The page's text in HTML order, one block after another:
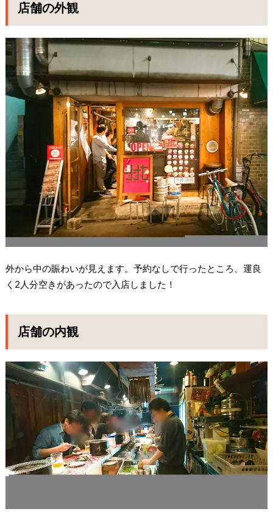
店舗の外観
外から中の賑わいが見えます。予約なしで行ったところ、運良
く2人分空きがあったので入店しました！
店舗の内観